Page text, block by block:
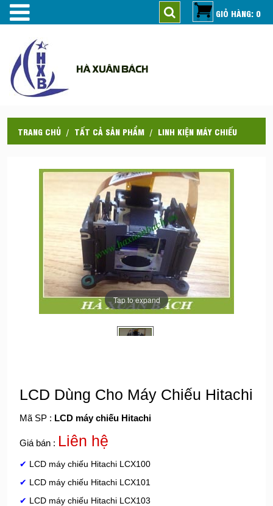
HÀ XUÂN BÁCH
TRANG CHỦ TẤT CẢ SẢN PHẨM LINH KIỆN MÁY CHIẾU
Tap to expand
LCD Dùng Cho Máy Chiếu Hitachi
Mã SP : LCD máy chiếu Hitachi
Giá bán : Liên hệ
✔ LCD máy chiếu Hitachi LCX100
✔ LCD máy chiếu Hitachi LCX101
✔ LCD máy chiếu Hitachi LCX103
GIỎ HÀNG: 0